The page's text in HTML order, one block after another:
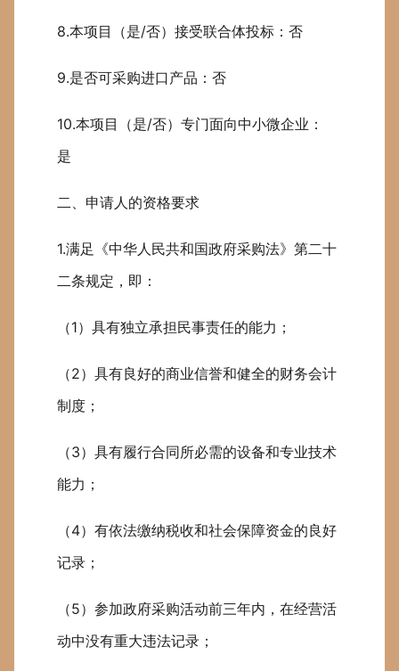
8.本项目（是/否）接受联合体投标：否
9.是否可采购进口产品：否
10.本项目（是/否）专门面向中小微企业：
是
二、申请人的资格要求
1.满足《中华人民共和国政府采购法》第二十
二条规定，即：
（1）具有独立承担民事责任的能力；
（2）具有良好的商业信誉和健全的财务会计
制度；
（3）具有履行合同所必需的设备和专业技术
能力；
（4）有依法缴纳税收和社会保障资金的良好
记录；
（5）参加政府采购活动前三年内，在经营活
动中没有重大违法记录；